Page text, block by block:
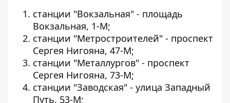
станции "Вокзальная" - площадь
Вокзальная, 1-М;
станции "Метростроителей" - проспект
Сергея Нигояна, 47-М;
станции "Металлургов" - проспект
Сергея Нигояна, 73-М;
станции "Заводская" - улица Западный
Путь, 53-М;